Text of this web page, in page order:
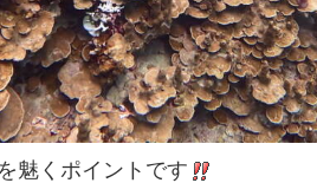
魅くポイントです